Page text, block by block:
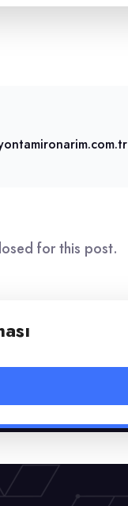
for this post.